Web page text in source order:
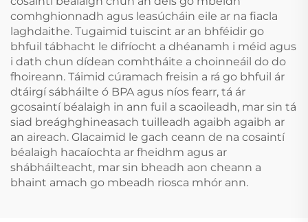
comhghionnadh agus leasúcháin eile ar na fiacla
laghdaithe. Tugaimid tuiscint ar an bhféidir go
bhfuil tábhacht le difríocht a dhéanamh i méid agus
i dath chun dídean comhtháite a choinneáil do do
fhoireann. Táimid cúramach freisin a rá go bhfuil ár
dtáirgí sábháilte ó BPA agus níos fearr, tá ár
gcosaintí béalaigh in ann fuil a scaoileadh, mar sin tá
siad breághghineasach tuilleadh agaibh agaibh ar
an aireach. Glacaimid le gach ceann de na cosaintí
béalaigh hacaíochta ar fheidhm agus ar
shábháilteacht, mar sin bheadh aon cheann a
bhaint amach go mbeadh riosca mhór ann.